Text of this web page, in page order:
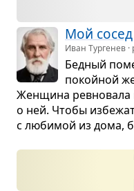
Мой
Иван Тургенев ·
Бед­ный
покой­ной
Жен­щина
о ней. Чтобы
с люби­мой из дома,